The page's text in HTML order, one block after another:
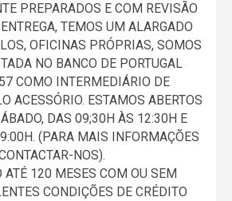
PREPARADOS E COM REVISÃO
TEMOS UM ALARGADO
OFICINAS PRÓPRIAS, SOMOS
NO BANCO DE PORTUGAL
COMO INTERMEDIÁRIO DE
ACESSÓRIO. ESTAMOS ABERTOS
DAS 09;30H ÀS 12:30H E
(PARA MAIS INFORMAÇÕES
NOS).
ATÉ 120 MESES COM OU SEM
CONDIÇÕES DE CRÉDITO